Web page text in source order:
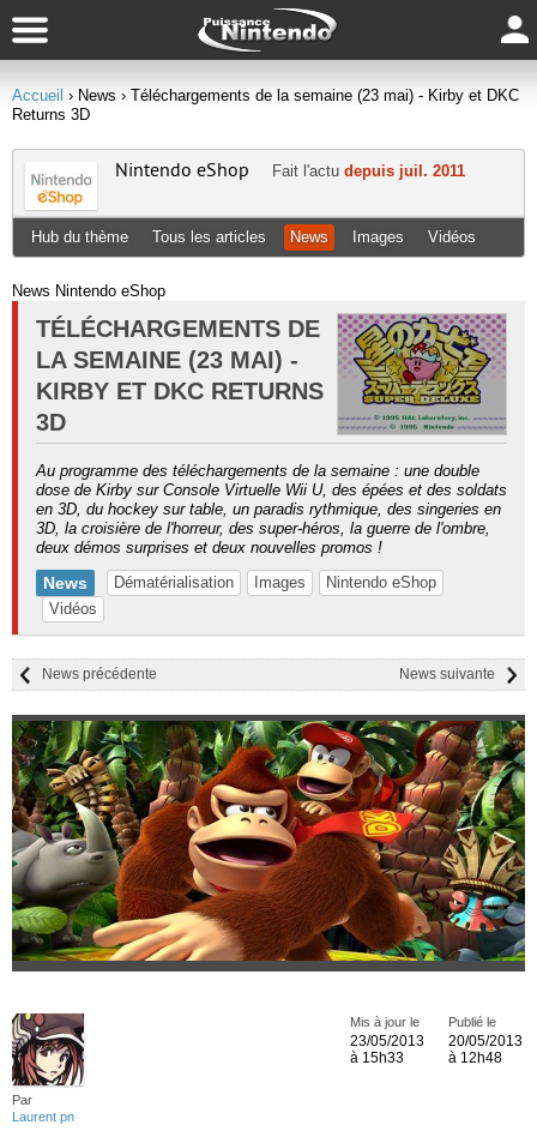
Accueil › News › Téléchargements de la semaine (23 mai) - Kirby et DKC
Returns 3D
Nintendo eShop Fait l'actu depuis juil. 2011
Hub du thème Tous les articles News Images Vidéos
News Nintendo eShop
TÉLÉCHARGEMENTS DE
LA SEMAINE (23 MAI) -
KIRBY ET DKC RETURNS
3D
Au programme des téléchargements de la semaine : une double
dose de Kirby sur Console Virtuelle Wii U, des épées et des soldats
en 3D, du hockey sur table, un paradis rythmique, des singeries en
3D, la croisière de l'horreur, des super-héros, la guerre de l'ombre,
deux démos surprises et deux nouvelles promos !
News Dématérialisation Images
Nintendo eShop
Vidéos
News suivante
News précédente
Par
Laurent pn
Publié le
20/05/2013
à 12h48
Mis à jour le
23/05/2013
à 15h33